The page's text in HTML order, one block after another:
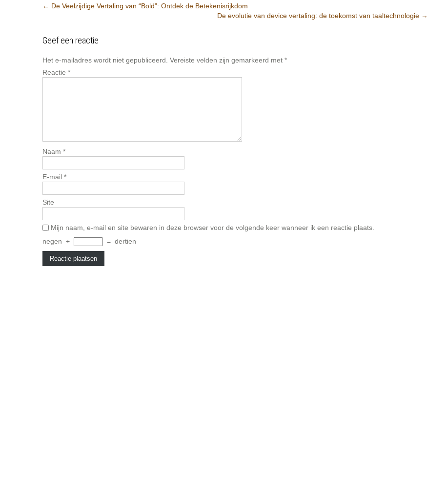
Berichtnavigatie
← De Veelzijdige Vertaling van “Bold”: Ontdek de Betekenisrijkdom
De evolutie van device vertaling: de toekomst van taaltechnologie →
Geef een reactie
Het e-mailadres wordt niet gepubliceerd. Vereiste velden zijn gemarkeerd met *
Reactie *
Naam *
E-mail *
Site
Mijn naam, e-mail en site bewaren in deze browser voor de volgende keer wanneer ik een reactie plaats.
negen + = dertien